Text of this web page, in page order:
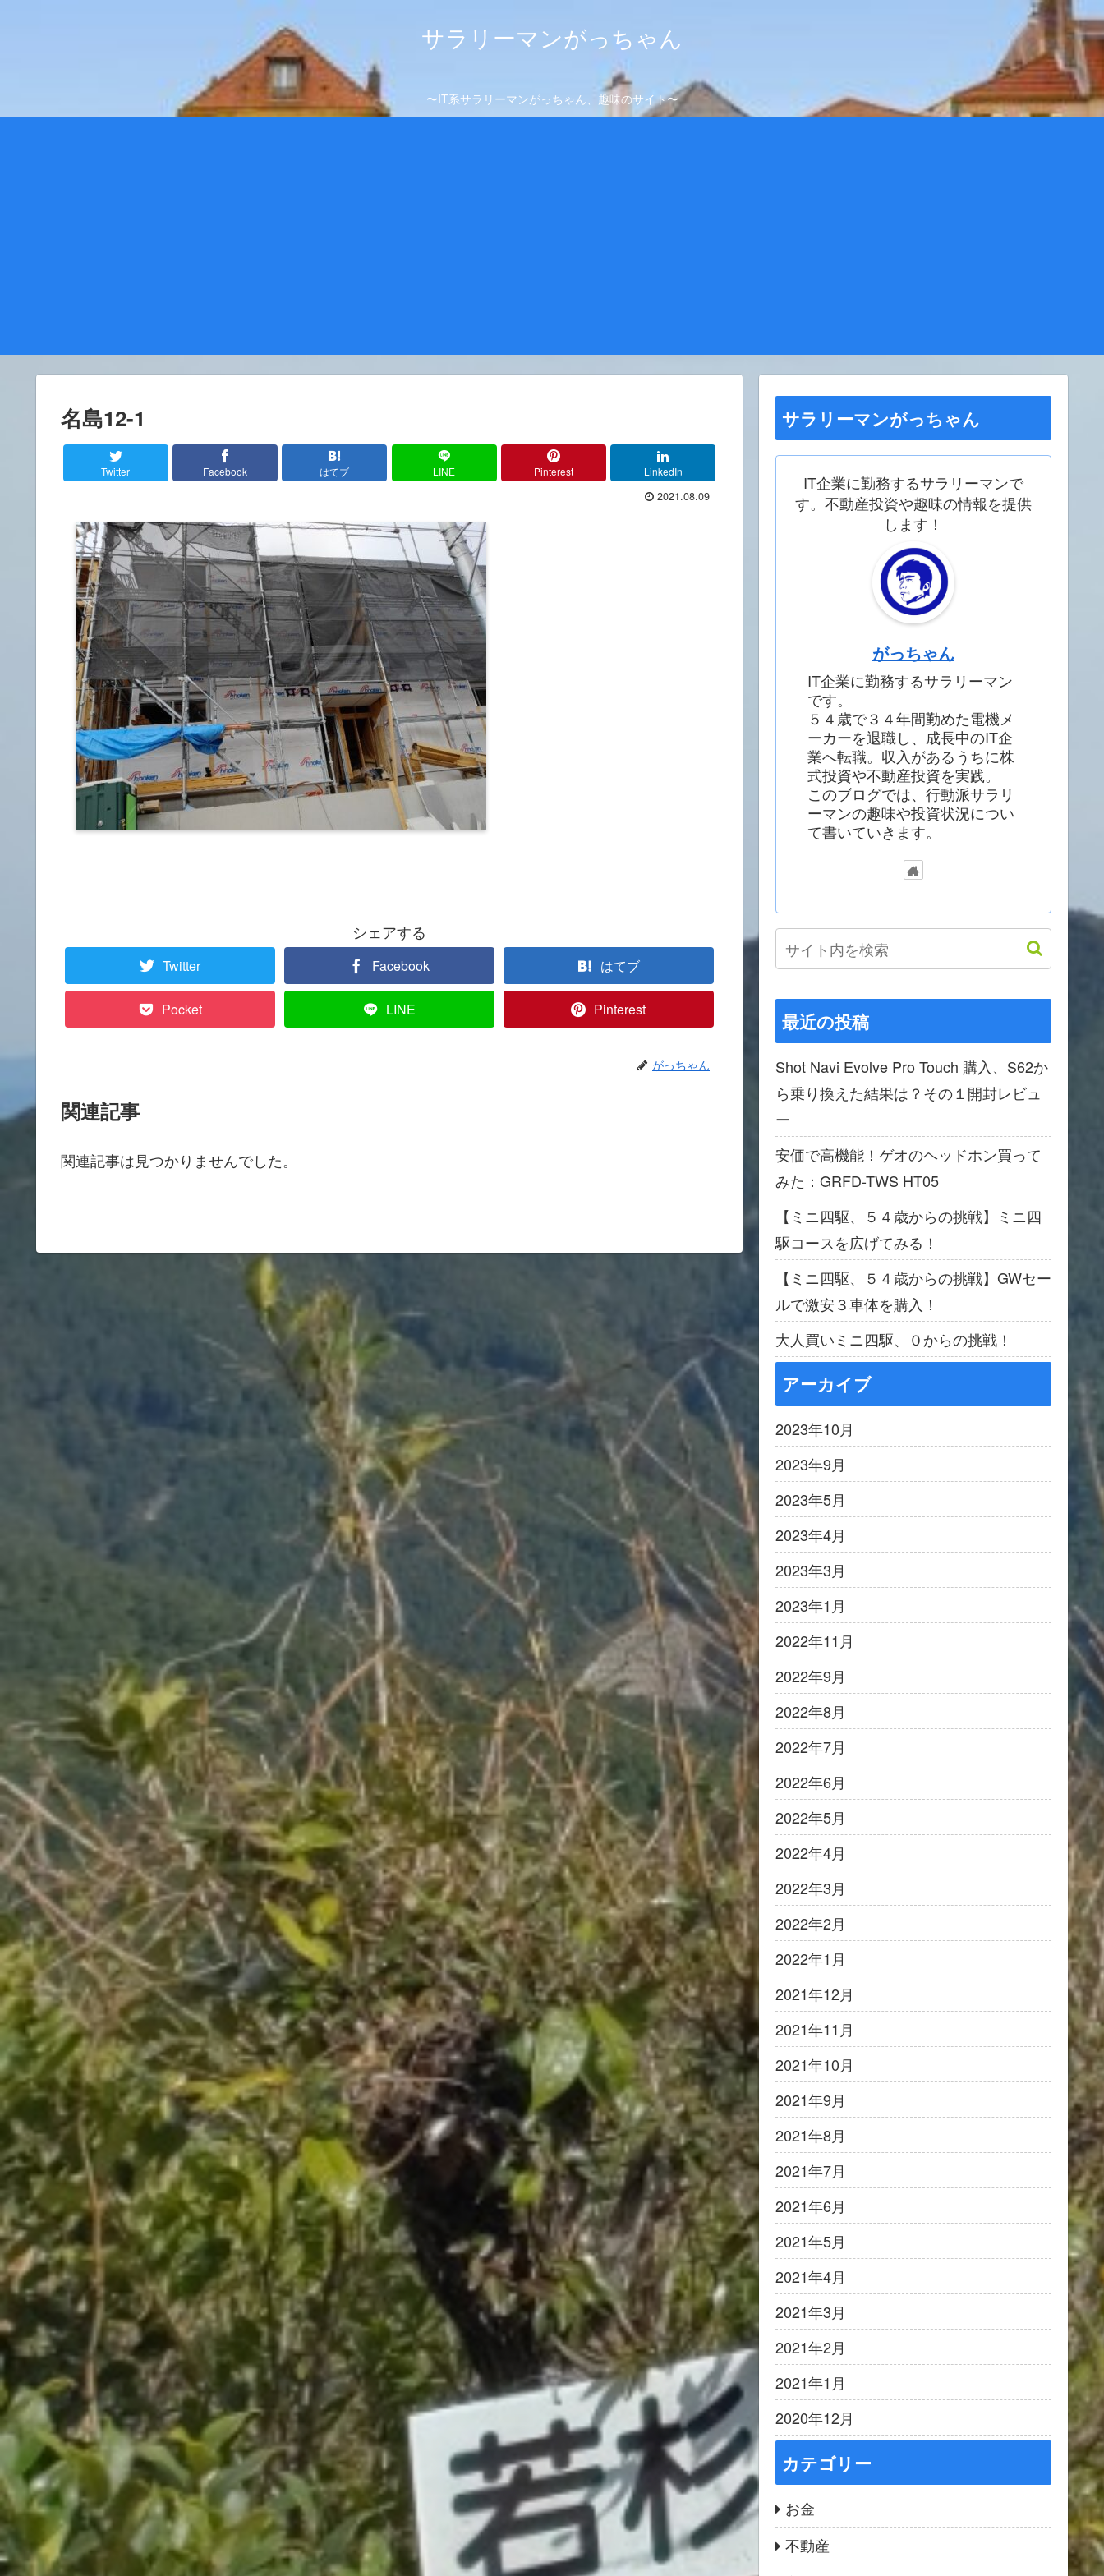
サラリーマンがっちゃん
〜IT系サラリーマンがっちゃん、趣味のサイト〜
名島12-1
Twitter Facebook はてブ LINE Pinterest LinkedIn
2021.08.09
シェアする
Twitter Facebook はてブ
Pocket LINE Pinterest
がっちゃん
関連記事
関連記事は見つかりませんでした。
サラリーマンがっちゃん
IT企業に勤務するサラリーマンで
す。不動産投資や趣味の情報を提供
します！
がっちゃん
IT企業に勤務するサラリーマン
です。
５４歳で３４年間勤めた電機メ
ーカーを退職し、成長中のIT企
業へ転職。収入があるうちに株
式投資や不動産投資を実践。
このブログでは、行動派サラリ
ーマンの趣味や投資状況につい
て書いていきます。
最近の投稿
Shot Navi Evolve Pro Touch 購入、S62か
ら乗り換えた結果は？その１開封レビュ
ー
安価で高機能！ゲオのヘッドホン買って
みた：GRFD-TWS HT05
【ミニ四駆、５４歳からの挑戦】ミニ四
駆コースを広げてみる！
【ミニ四駆、５４歳からの挑戦】GWセー
ルで激安３車体を購入！
大人買いミニ四駆、０からの挑戦！
アーカイブ
2023年10月
2023年9月
2023年5月
2023年4月
2023年3月
2023年1月
2022年11月
2022年9月
2022年8月
2022年7月
2022年6月
2022年5月
2022年4月
2022年3月
2022年2月
2022年1月
2021年12月
2021年11月
2021年10月
2021年9月
2021年8月
2021年7月
2021年6月
2021年5月
2021年4月
2021年3月
2021年2月
2021年1月
2020年12月
カテゴリー
お金
不動産